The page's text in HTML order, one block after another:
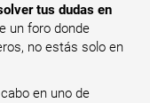
tus dudas en
un foro donde
no estás solo en
en uno de